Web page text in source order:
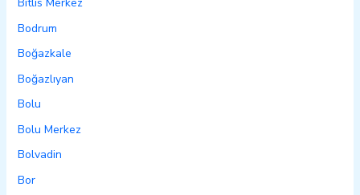
Bodrum
Boğazkale
Boğazlıyan
Bolu
Bolu Merkez
Bolvadin
Bor